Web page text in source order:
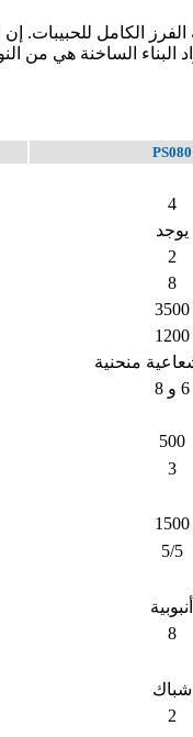
الفرز الكامل
الساخنة هي من
PS080
4
يوجد
2
8
3500
1200
منحنية
6 و 8
500
3
1500
5/5
أنبوبية
8
شباك
2